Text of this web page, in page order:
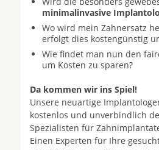
minimalinvasive
Wo wird mein Zahnersatz
erfolgt dies kostengünstig
Wie findet man nun den
um Kosten zu sparen?
Da kommen wir ins Spiel!
Unsere neuartige
kostenlos und unverbindlich
Spezialisten für
Einen Experten für Ihre